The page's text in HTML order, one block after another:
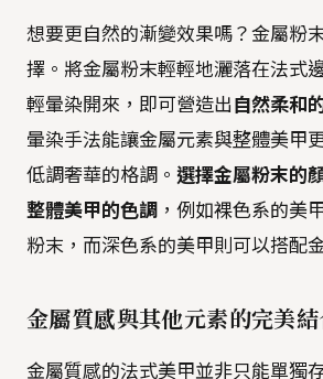
想要更自然的漸變效果嗎？金屬粉
擇。將金屬粉末輕輕地灑落在法式
輕暈染開來，即可營造出 自然柔和
暈染手法能讓金屬元素與整體美甲
低調奢華的格調。 選擇金屬粉末的
整體美甲的色調 ，例如裸色系的美
粉末，而深色系的美甲則可以搭配
金屬質感與其他元素的完美
金屬質感的法式美甲並非只能單獨